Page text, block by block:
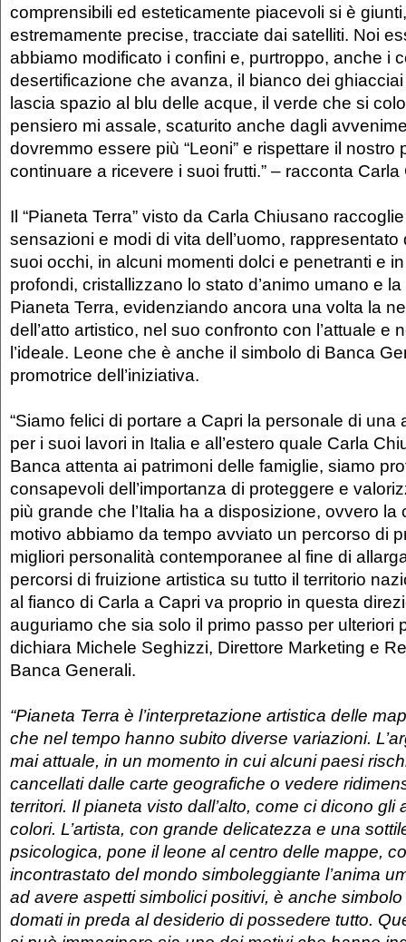
comprensibili ed esteticamente piacevoli si è
estremamente precise, tracciate dai satelliti. Noi
abbiamo modificato i confini e, purtroppo, anche i
desertificazione che avanza, il bianco dei
lascia spazio al blu delle acque, il verde che si
pensiero mi assale, scaturito anche dagli
dovremmo essere più “Leoni” e rispettare il nostro
continuare a ricevere i suoi frutti.” – racconta
Il “Pianeta Terra” visto da Carla Chiusano
sensazioni e modi di vita dell’uomo,
suoi occhi, in alcuni momenti dolci e penetranti e
profondi, cristallizzano lo stato d’animo umano e
Pianeta Terra, evidenziando ancora una volta la
dell’atto artistico, nel suo confronto con l’attuale e
l’ideale. Leone che è anche il simbolo di Banca
promotrice dell’iniziativa.
“Siamo felici di portare a Capri la personale di una
per i suoi lavori in Italia e all’estero quale Carla
Banca attenta ai patrimoni delle famiglie, siamo
consapevoli dell’importanza di proteggere e
più grande che l’Italia ha a disposizione, ovvero la
motivo abbiamo da tempo avviato un percorso di
migliori personalità contemporanee al fine di
percorsi di fruizione artistica su tutto il territorio
al fianco di Carla a Capri va proprio in questa
auguriamo che sia solo il primo passo per ulteriori
dichiara Michele Seghizzi, Direttore Marketing e
Banca Generali.
“Pianeta Terra è l’interpretazione artistica delle
che nel tempo hanno subito diverse variazioni.
mai attuale, in un momento in cui alcuni paesi
cancellati dalle carte geografiche o vedere
territori. Il pianeta visto dall’alto, come ci dicono gli
colori. L’artista, con grande delicatezza e una
psicologica, pone il leone al centro delle mappe,
incontrastato del mondo simboleggiante l’anima
ad avere aspetti simbolici positivi, è anche
domati in preda al desiderio di possedere tutto.